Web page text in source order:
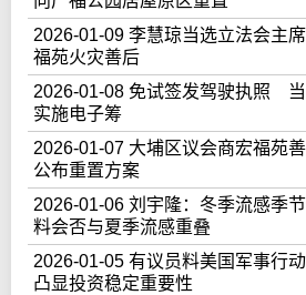
2026-01-09 李慧琼当选立法会主
福苑火灾善后
2026-01-08 免试签发驾驶执照
实施电子筹
2026-01-07 大埔区议会商宏福苑
公布重置方案
2026-01-06 刘宇隆：冬季流感季
料会否与夏季流感重叠
2026-01-05 有议员料美国军事行
凸显投资稳定重要性